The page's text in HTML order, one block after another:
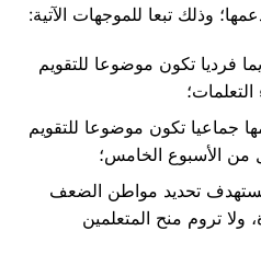
وذلك تبعا للموجهات الآتية:
فرديا تكون موضوعا للتقويم
جماعيا تكون موضوعا للتقويم
من الأسبوع الخامس؛
تستهدف تحديد مواطن الضعف
ولا تروم منح المتعلمين